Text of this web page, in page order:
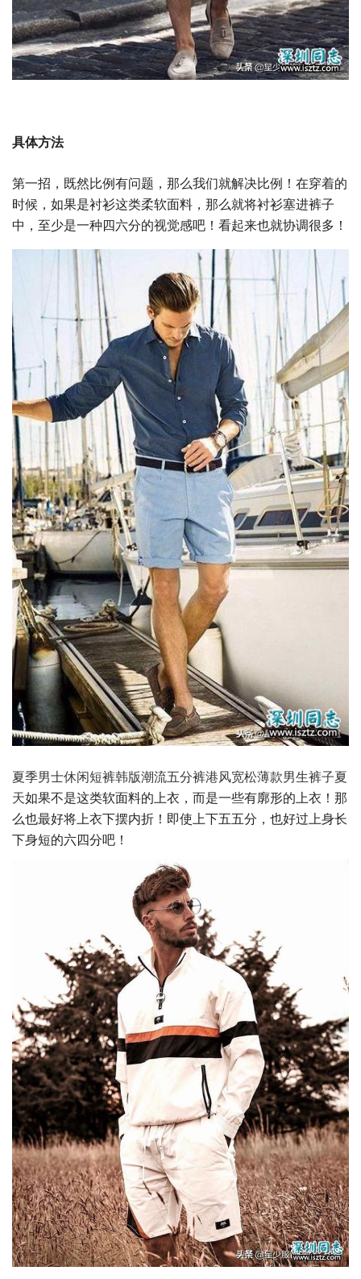
具体方法
第一招，既然比例有问题，那么我们就解决比例！在穿着的
时候，如果是衬衫这类柔软面料，那么就将衬衫塞进裤子
中，至少是一种四六分的视觉感吧！看起来也就协调很多！
夏季男士休闲短裤韩版潮流五分裤港风宽松薄款男生裤子夏
天如果不是这类软面料的上衣，而是一些有廓形的上衣！那
么也最好将上衣下摆内折！即使上下五五分，也好过上身长
下身短的六四分吧！